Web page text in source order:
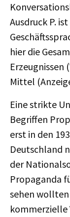
Ausdruck P.
hier die
Erzeugnissen
Mittel
Eine strikte
Begriffen
erst in den
Deutschland
der
Propaganda
sehen wollten